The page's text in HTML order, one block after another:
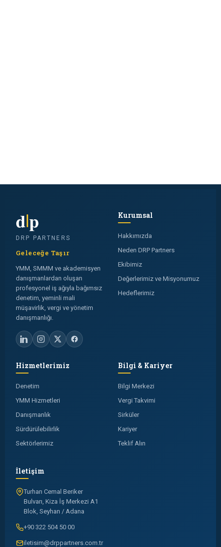
dp
DRP PARTNERS
Geleceğe Taşır
YMM, SMMM ve akademisyen
danışmanlardan oluşan
profesyonel iş ağıyla bağımsız
denetim, yeminli mali
müşavirlik, vergi ve yönetim
danışmanlığı.
Kurumsal
Hakkımızda
Neden DRP Partners
Ekibimiz
Değerlerimiz ve Misyonumuz
Hedeflerimiz
Hizmetlerimiz
Denetim
YMM Hizmetleri
Danışmanlık
Sürdürülebilirlik
Sektörlerimiz
Bilgi & Kariyer
Bilgi Merkezi
Vergi Takvimi
Sirküler
Kariyer
Teklif Alın
İletişim
Turhan Cemal Beriker
Bulvarı, Kiza İş Merkezi A1
Blok, Seyhan / Adana
+90 322 504 50 00
iletisim@drppartners.com.tr